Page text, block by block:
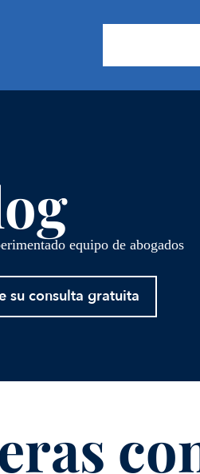
equipo de abogados
su consulta gratuita